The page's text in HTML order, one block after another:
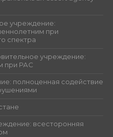
учреждение:
при
спектра
учреждение:
при РАС
полноценная содействие
всесторонняя